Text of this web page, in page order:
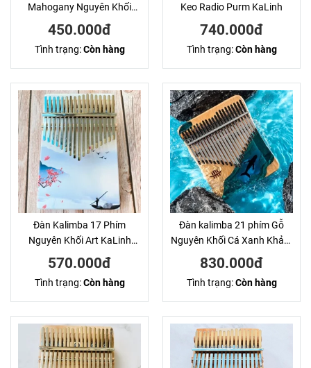
Mahogany Nguyên Khối
Ares
450.000đ
Tình trạng:Còn hàng
Keo Radio Purm KaLinh
740.000đ
Tình trạng:Còn hàng
Đàn Kalimba 17 Phím
Nguyên Khối Art KaLinh
Thuyền Trắng
570.000đ
Tình trạng:Còn hàng
Đàn kalimba 21 phím Gỗ
Nguyên Khối Cá Xanh Khảm
KaLinh
830.000đ
Tình trạng:Còn hàng